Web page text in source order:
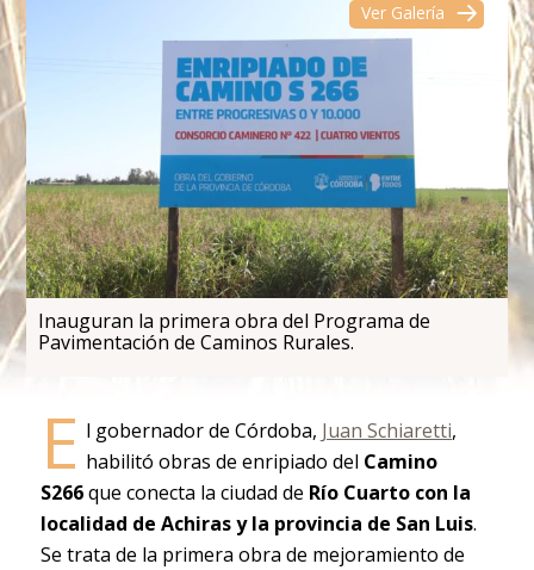
Ver Galería
Inauguran la primera obra del Programa de
Pavimentación de Caminos Rurales.
E l gobernador de Córdoba, Juan Schiaretti,
habilitó obras de enripiado del Camino
S266que conecta la ciudad de Río Cuarto con la
localidad de Achiras y la provincia de San Luis.
Se trata de la primera obra de mejoramiento de